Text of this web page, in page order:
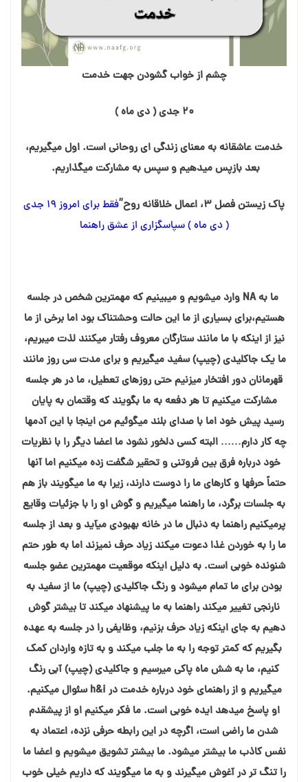
چشم از خواب گشودن جهت خدمت
۲۰ جدی ( دی ماه )
خدمت عاشقانه به معنای زندگی ای روحانی است. اول میگیریم،
بعد بازپس میدهیم و سپس به مشارکت میگذاریم.
پاک زیستن فصل 3، اعمال خلاقانه روح”
فقط برای امروز ۱۹ جدی
( دی ماه ) سپاسگزاری از عشق راهنما
ما به NA وارد میشویم و میبینیم که مهمترین شخص در جلسه
هستیم،برای بسیاری از ما این حالت وحشتناک بود اما برخی از ما
نیز از اینکه با ما مانند ستارگان معروف رفتار میکنند لذت میبریم،
ما یک جاکلیدی (چیپ) سفید میگیریم و برای مدت سی روز مانند
قهرمانان دور افتخار میزنیم حتی روزهای تعطیل، ما در هر جلسه
مشارکت میکنیم تا هر دفعه به ما بگویند که وقتمان به پایان
رسید پیش خود اما با صدای بلند میگوئیم من اینجا با این آدمها
چه کار دارم…… البته کسی دلخور نشود ما اعضا دیگر را با نظریات
خود درباره فرق بین فروتنی و تحقیر شگفت زده میکنیم اما آنها
حتماً حرفها و کارهای ما را دوست دارند، زیرا به ما میگویند باز هم
به جلسات برگرد، ما راهنما میگیریم و گوش او را با جزئیات وقایع
پرمیکنیم راهنما به دنبال ما در خانه بهبودی میآید و بعد از جلسه
ما را به خوردن غذا دعوت میکند زیاد حرف نمیزند اما به طور حتم
شنونده خوبی است. به دلیل اینکه موقعیت مهمترین عضو جلسه
بودن برای ما تمام میشود و رنگ جاکلیدی (چیپ) ما از سفید به
نارنجی تغییر میکند راهنما به ما پیشنهاد میکند تا بیشتر گوش
دهیم به جای اینکه زیاد حرف بزنیم، وظایفی را در جلسه به عهده
بگیریم که کمتر توجه را به ما جلب میکند و به تازه واردان کمک
کنیم، ما به شش ماه پاکی میرسیم و جاکلیدی (چیپ) آبی رنگ
میگیریم و از راهنمای خود درباره خدمت در h&i سئوال میکنیم.
او پاسخ میدهد ایده خوبی است. ما فکر میکنیم او از پیشقدم
شدن ما راضی است، اگرچه در این رابطه حرفی نزده، اعتماد به
نفس کاذب ما بیشتر میشود. ما بیشتر تشویق میشویم و اعضا ما
را تنگ تر در آغوش میگیرند و به ما میگویند که داریم خیلی خوب